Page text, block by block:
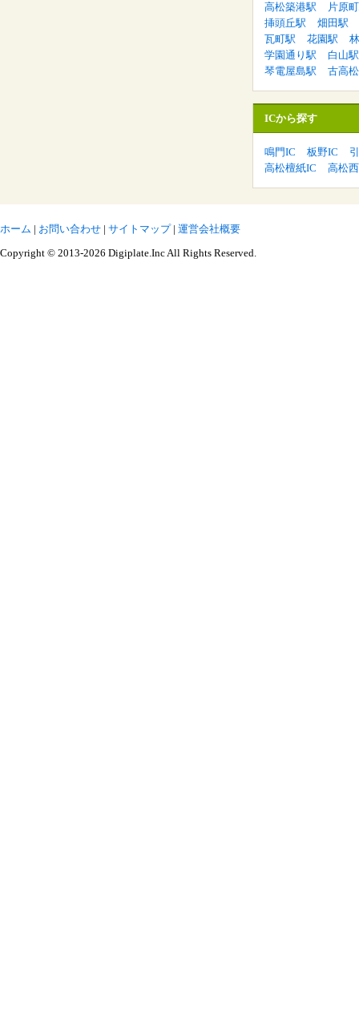
高松築港駅
片原
挿頭丘駅
畑田駅
瓦町駅
花園駅
学園通り駅
白山駅
琴電屋島駅
古高
ICから探す
鳴門IC 板野IC
高松檀紙IC
高松
ホーム | お問い合わせ | サイトマップ| 運営会社概要
Copyright © 2013-2026 Digiplate.Inc All Rights Reserved.